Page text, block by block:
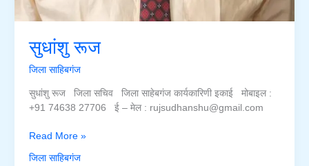
सुधांशु रूज
जिला साहिबगंज
सुधांशु रूज जिला सचिव जिला साहेबगंज कार्यकारिणी इकाई मोबाइल :
+91 74638 27706 ई – मेल : rujsudhanshu@gmail.com
सुधांशु
रूज
Read More »
जिला साहिबगंज